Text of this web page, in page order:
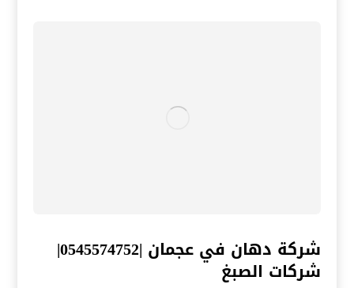
شركة دهان في عجمان |0545574752|
شركات الصبغ